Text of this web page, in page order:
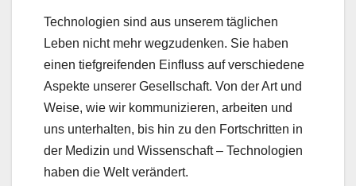
Technologien sind aus unserem täglichen
Leben nicht mehr wegzudenken. Sie haben
einen tiefgreifenden Einfluss auf verschiedene
Aspekte unserer Gesellschaft. Von der Art und
Weise, wie wir kommunizieren, arbeiten und
uns unterhalten, bis hin zu den Fortschritten in
der Medizin und Wissenschaft – Technologien
haben die Welt verändert.